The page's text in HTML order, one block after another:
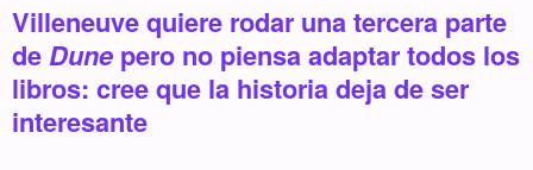
Villeneuve quiere rodar una tercera parte
de Dune pero no piensa adaptar todos los
libros: cree que la historia deja de ser
interesante